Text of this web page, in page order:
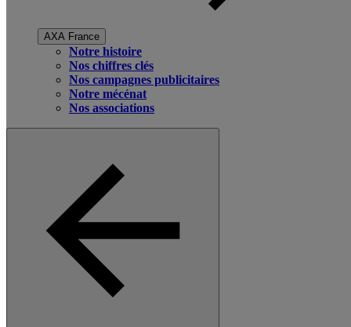
AXA France
Notre histoire
Nos chiffres clés
Nos campagnes publicitaires
Notre mécénat
Nos associations